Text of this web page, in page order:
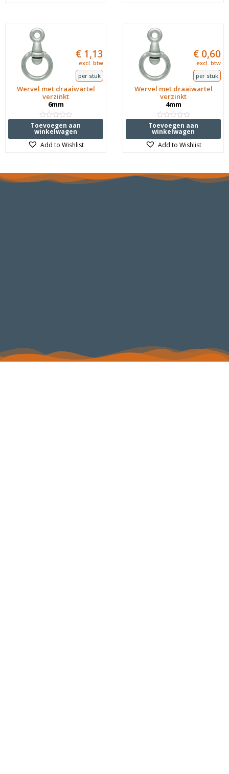
Wervel met draaiwartel
verzinkt
6mm
Waardering
0
uit
5
€ 1,13
excl. btw
per stuk
Toevoegen aan
winkelwagen
Add to Wishlist
Wervel met draaiwartel
verzinkt
4mm
Waardering
0
uit
5
€ 0,60
excl. btw
per stuk
Toevoegen aan
winkelwagen
Add to Wishlist